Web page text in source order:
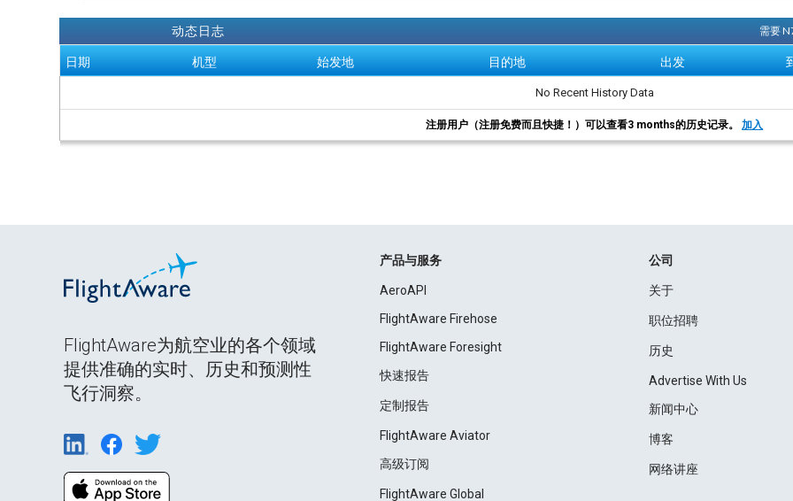
动态日志 需要
日期 机型 始发地 目的地 出发
No Recent History Data
注册用户（注册免费而且快捷！）可以查看3 months的历史记录。加入
FlightAware为航空业的各个领域
提供准确的实时、历史和预测性
飞行洞察。
产品与服务
AeroAPI
FlightAware Firehose
FlightAware Foresight
快速报告
定制报告
FlightAware Aviator
高级订阅
FlightAware Global
公司
关于
职位招聘
历史
Advertise With Us
新闻中心
博客
网络讲座